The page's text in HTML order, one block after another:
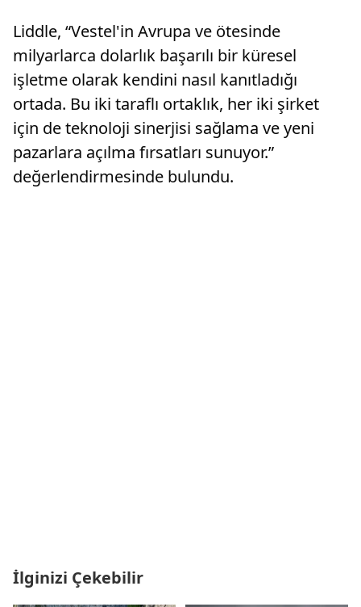
Liddle, “Vestel'in Avrupa ve ötesinde
milyarlarca dolarlık başarılı bir küresel
işletme olarak kendini nasıl kanıtladığı
ortada. Bu iki taraflı ortaklık, her iki şirket
için de teknoloji sinerjisi sağlama ve yeni
pazarlara açılma fırsatları sunuyor.”
değerlendirmesinde bulundu.
İlginizi Çekebilir